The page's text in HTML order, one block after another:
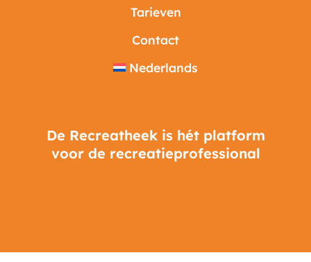
Tarieven
Contact
Nederlands
De Recreatheek is hét platform
voor de recreatieprofessional